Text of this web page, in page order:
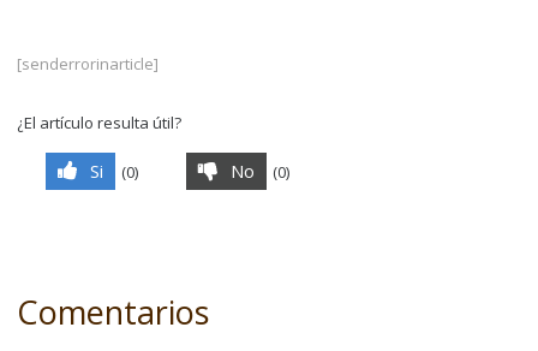
[senderrorinarticle]
¿El artículo resulta útil?
Si (0) No (0)
Comentarios